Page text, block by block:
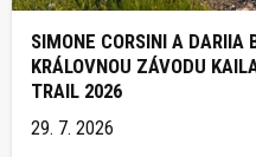
SIMONE CORSINI A DARIIA
KRÁLOVNOU ZÁVODU
TRAIL 2026
29. 7. 2026